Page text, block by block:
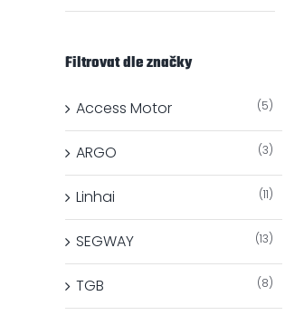
Filtrovat dle značky
Access Motor (5)
ARGO (3)
Linhai (11)
SEGWAY (13)
TGB (8)